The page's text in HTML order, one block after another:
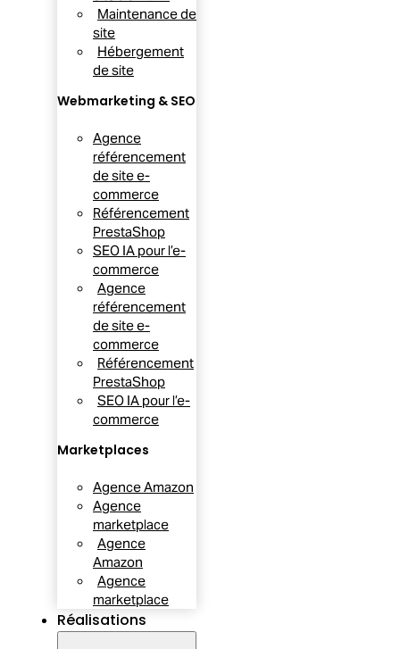
Maintenance de
site
Hébergement
de site
Webmarketing & SEO
Agence
référencement
de site e-
commerce
Référencement
PrestaShop
SEO IA pour l’e-
commerce
Agence
référencement
de site e-
commerce
Référencement
PrestaShop
SEO IA pour l’e-
commerce
Marketplaces
Agence Amazon
Agence
marketplace
Agence
Amazon
Agence
marketplace
Réalisations